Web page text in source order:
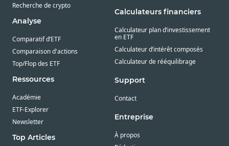
Recherche de crypto
Analyse
Comparatif d’ETF
Comparaison d'actions
Top/Flop des ETF
Ressources
Académie
ETF-Explorer
Newsletter
Top Articles
Calculateurs financiers
Calculateur plan d’investissement
en ETF
Calculateur d’intérêt composés
Calculateur de rééquilibrage
Support
Contact
Entreprise
À propos